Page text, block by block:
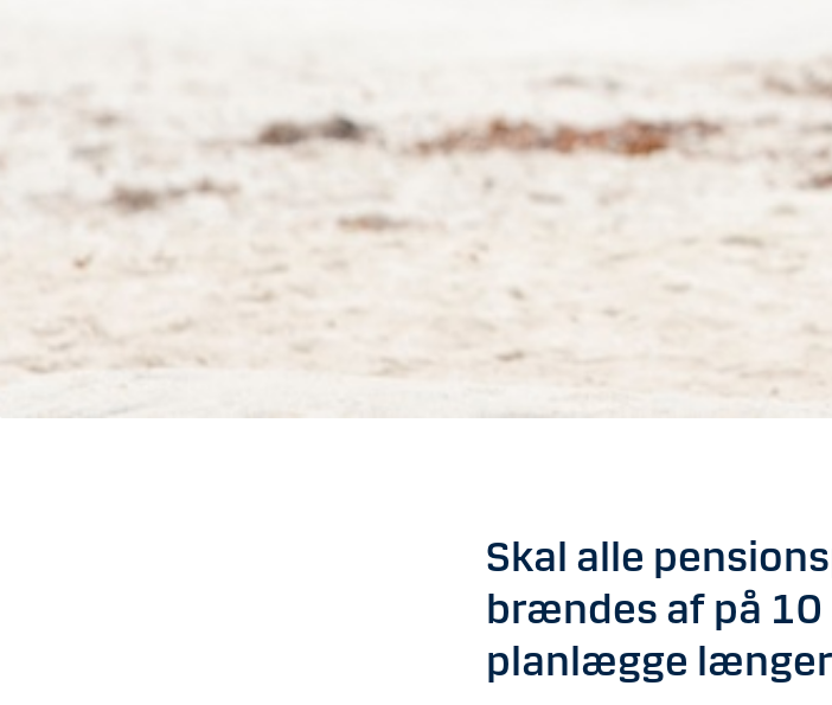
Skal alle
brændes af på 10
planlægge